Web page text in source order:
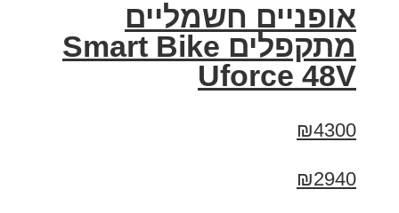
אופניים חשמליים
מתקפלים Smart Bike
Uforce 48V
₪4300
₪2940